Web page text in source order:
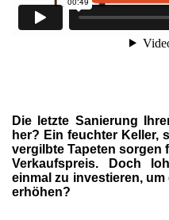
Die letzte Sanierung
her? Ein feuchter Keller,
vergilbte Tapeten sorgen
Verkaufspreis. Doch
einmal zu investieren,
erhöhen?